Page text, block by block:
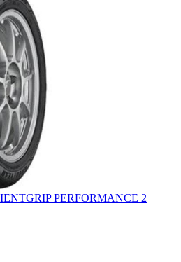
PERFORMANCE 2